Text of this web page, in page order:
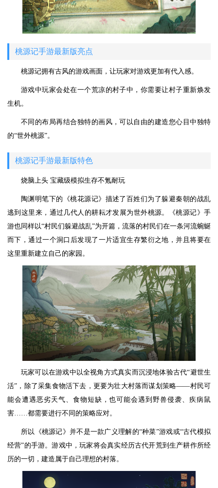
桃源记手游最新版亮点
桃源记拥有古风的游戏画面，让玩家对游戏更加有代入感。
游戏中玩家会处在一个荒凉的村子中，你需要让村子重新焕发
生机。
不同的布局再结合独特的画风，可以自由的建造您心目中独特
的“世外桃源”。
桃源记手游最新版特色
烧脑上头 宝藏级模拟生存不氪耐玩
陶渊明笔下的《桃花源记》描述了百姓们为了躲避秦朝的战乱
逃到这里来，通过几代人的耕耘才发展为世外桃源。《桃源记》手
游也同样以“村民们躲避战乱”为开篇，流落的村民们在一条河流蜿蜒
而下，通过一个洞口后发现了一片适宜生存繁衍之地，并且将要在
这里重新建立自己的家园。
玩家可以在游戏中以全视角方式真实而沉浸地体验古代“避世生
活”，除了采集食物活下去，更要为壮大村落而谋划策略——村民可
能会遭遇恶劣天气、食物短缺，也可能会遇到野兽侵袭、疾病鼠
害……都需要进行不同的策略应对。
所以《桃源记》并不是一款广义理解的“种菜”游戏或“古代模拟
经营”的手游。游戏中，玩家将会真实经历古代开荒到生产耕作所经
历的一切，建造属于自己理想的村落。